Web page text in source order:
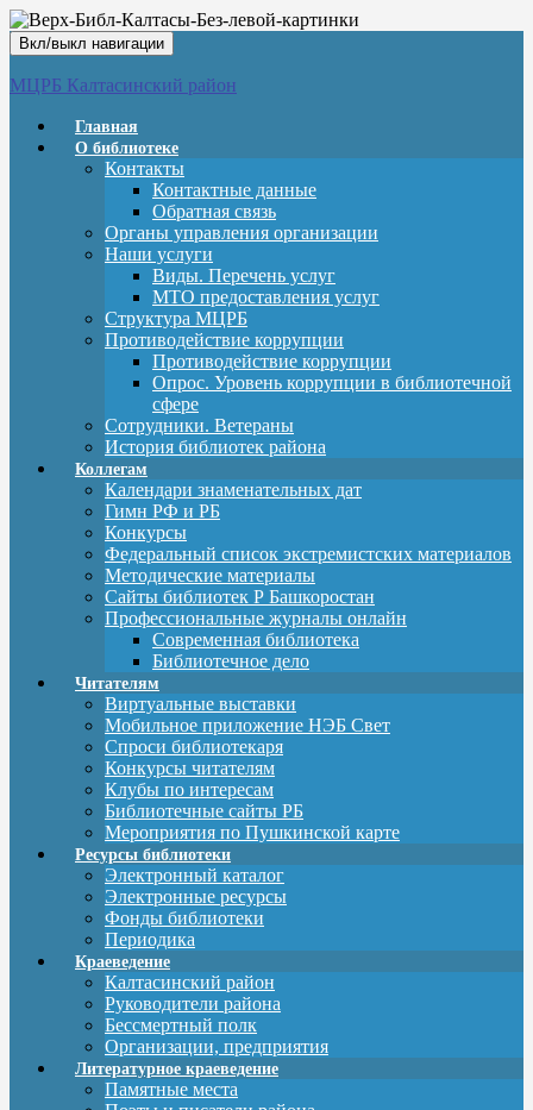
Вкл/выкл навигации
МЦРБ Калтасинский район
Главная
О библиотеке
Контакты
Контактные данные
Обратная связь
Органы управления организации
Наши услуги
Виды. Перечень услуг
МТО предоставления услуг
Структура МЦРБ
Противодействие коррупции
Противодействие коррупции
Опрос. Уровень коррупции в библиотечной
сфере
Сотрудники. Ветераны
История библиотек района
Коллегам
Календари знаменательных дат
Гимн РФ и РБ
Конкурсы
Федеральный список экстремистских материалов
Методические материалы
Сайты библиотек Р Башкоростан
Профессиональные журналы онлайн
Современная библиотека
Библиотечное дело
Читателям
Виртуальные выставки
Мобильное приложение НЭБ Свет
Спроси библиотекаря
Конкурсы читателям
Клубы по интересам
Библиотечные сайты РБ
Мероприятия по Пушкинской карте
Ресурсы библиотеки
Электронный каталог
Электронные ресурсы
Фонды библиотеки
Периодика
Краеведение
Калтасинский район
Руководители района
Бессмертный полк
Организации, предприятия
Литературное краеведение
Памятные места